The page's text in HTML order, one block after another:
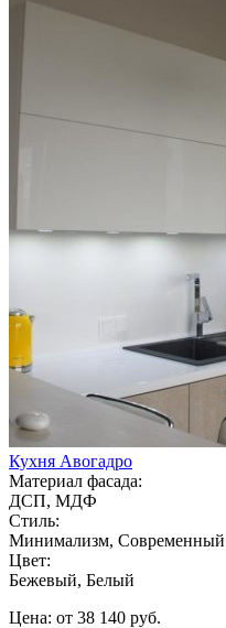
Кухня Авогадро
Материал фасада:
ДСП, МДФ
Стиль:
Минимализм, Современный
Цвет:
Бежевый, Белый
Цена: от 38 140 руб.